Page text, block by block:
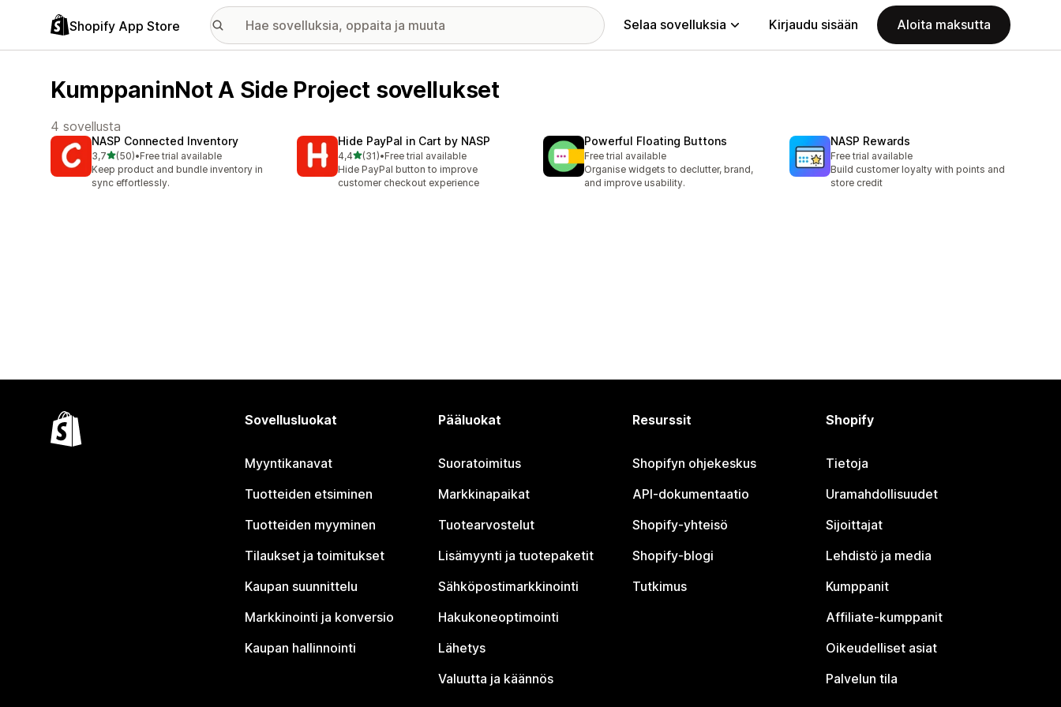
Shopify App Store Selaa sovelluksia Kirjaudu sisään Aloita maksutta
KumppaninNot A Side Project sovellukset
4 sovellusta
NASP Connected Inventory
3,7/ 5 tähteä
(50)
50 arvostelua yhteensä
•Free trial available
Keep product and bundle inventory in
sync effortlessly.
Hide PayPal in Cart by NASP
4,4/ 5 tähteä
(31)
31 arvostelua yhteensä
•Free trial available
Hide PayPal button to improve
customer checkout experience
Powerful Floating Buttons
Free trial available
Organise widgets to declutter, brand,
and improve usability.
NASP Rewards
Free trial available
Build customer loyalty with points and
store credit
Sovellusluokat
Myyntikanavat
Tuotteiden etsiminen
Tuotteiden myyminen
Tilaukset ja toimitukset
Kaupan suunnittelu
Markkinointi ja konversio
Kaupan hallinnointi
Pääluokat
Suoratoimitus
Markkinapaikat
Tuotearvostelut
Lisämyynti ja tuotepaketit
Sähköpostimarkkinointi
Hakukoneoptimointi
Lähetys
Valuutta ja käännös
Resurssit
Shopifyn ohjekeskus
API-dokumentaatio
Shopify-yhteisö
Shopify-blogi
Tutkimus
Shopify
Tietoja
Uramahdollisuudet
Sijoittajat
Lehdistö ja media
Kumppanit
Affiliate-kumppanit
Oikeudelliset asiat
Palvelun tila